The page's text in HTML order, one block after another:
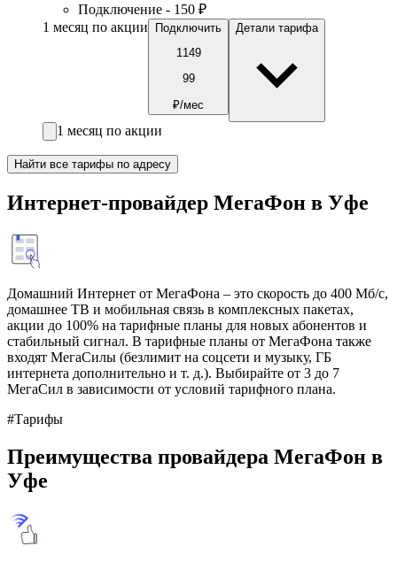
Подключение - 150 ₽
1 месяц по акции
Подключить
1149
99
₽/мес
Детали тарифа
1 месяц по акции
Найти все тарифы по адресу
Интернет-провайдер МегаФон в Уфе
Домашний Интернет от МегаФона – это скорость до 400 Мб/с,
домашнее ТВ и мобильная связь в комплексных пакетах,
акции до 100% на тарифные планы для новых абонентов и
стабильный сигнал. В тарифные планы от МегаФона также
входят МегаСилы (безлимит на соцсети и музыку, ГБ
интернета дополнительно и т. д.). Выбирайте от 3 до 7
МегаСил в зависимости от условий тарифного плана.
#Тарифы
Преимущества провайдера МегаФон в
Уфе